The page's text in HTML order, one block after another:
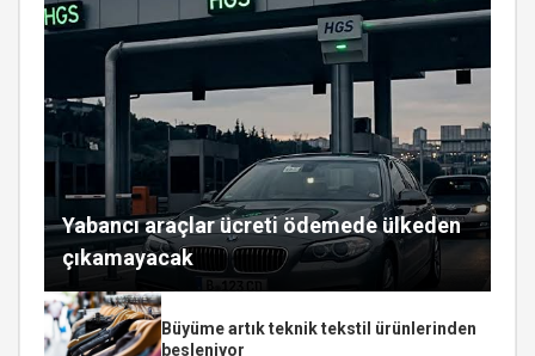
Yabancı araçlar ücreti ödemede ülkeden
çıkamayacak
Büyüme artık teknik tekstil ürünlerinden
besleniyor